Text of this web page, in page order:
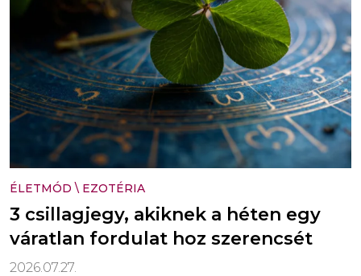
ÉLETMÓD \ EZOTÉRIA
3 csillagjegy, akiknek a héten egy
váratlan fordulat hoz szerencsét
2026.07.27.